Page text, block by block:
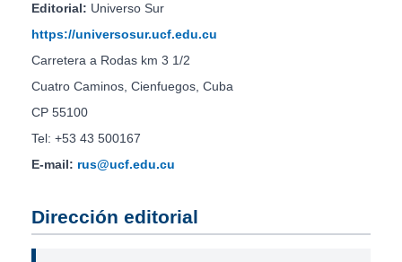
Editorial: Universo Sur
https://universosur.ucf.edu.cu
Carretera a Rodas km 3 1/2
Cuatro Caminos, Cienfuegos, Cuba
CP 55100
Tel: +53 43 500167
E-mail: rus@ucf.edu.cu
Dirección editorial